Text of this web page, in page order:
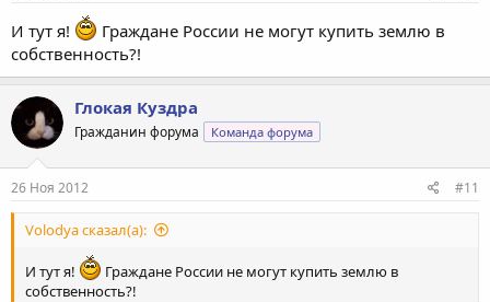
И тут я!
Граждане России не могут купить землю в
собственность?!
Глокая Куздра
Гражданин форума Команда форума
26 Ноя 2012 #11
Volodya сказал(а):
И тут я!
Граждане России не могут купить землю в
собственность?!